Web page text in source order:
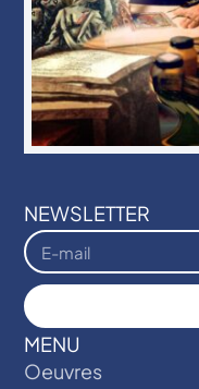
NEWSLETTER
MENU
Oeuvres